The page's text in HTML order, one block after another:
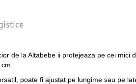
de la Altabebe ii protejeaza pe cei mici
poate fi ajustat pe lungime sau pe